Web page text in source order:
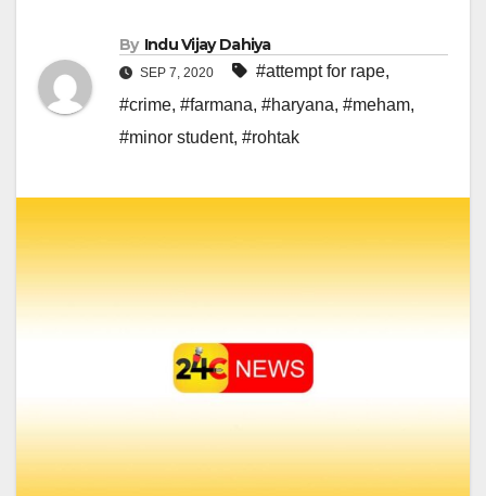
By Indu Vijay Dahiya
SEP 7, 2020 #attempt for rape,
#crime, #farmana, #haryana, #meham,
#minor student, #rohtak